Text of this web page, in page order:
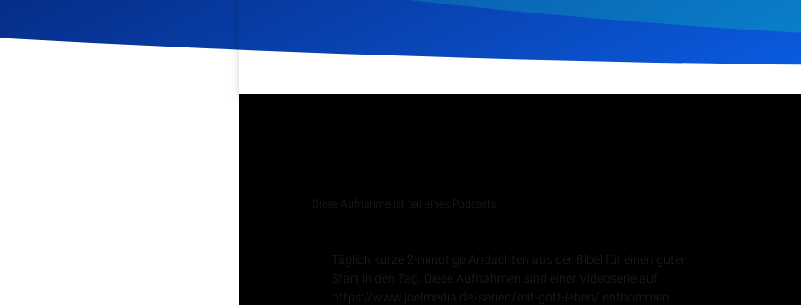
Diese Aufnahme ist teil eines Podcasts
Täglich kurze 2-minütige Andachten aus der Bibel für einen guten
Start in den Tag. Diese Aufnahmen sind einer Videoserie auf
https://www.joelmedia.de/serien/mit-gott-leben/ entnommen.